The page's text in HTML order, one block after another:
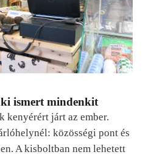
ismert mindenkit
kenyérért járt az ember.
közösségi pont és
A kisboltban nem lehetett